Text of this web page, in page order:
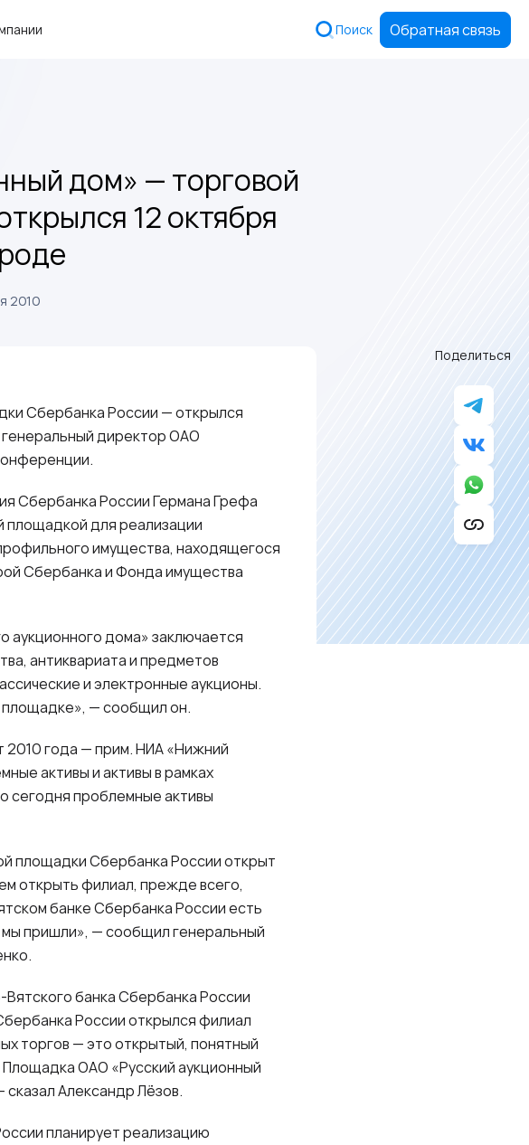
Поиск Обратная связь
дом» — торговой
12 октября
2010
Сбербанка России — открылся
директор ОАО
Сбербанка России Германа Грефа
площадкой для реализации
имущества, находящегося
Сбербанка и Фонда имущества
аукционного дома» заключается
антиквариата и предметов
и электронные аукционы.
площадке», — сообщил он.
2010 года — прим. НИА «Нижний
активы и активы в рамках
сегодня проблемные активы
площадки Сбербанка России открыт
открыть филиал, прежде всего,
банке Сбербанка России есть
мы пришли», — сообщил генеральный
банка Сбербанка России
России открылся филиал
торгов — это открытый, понятный
Площадка ОАО «Русский аукционный
Александр Лёзов.
планирует реализацию
Поделиться